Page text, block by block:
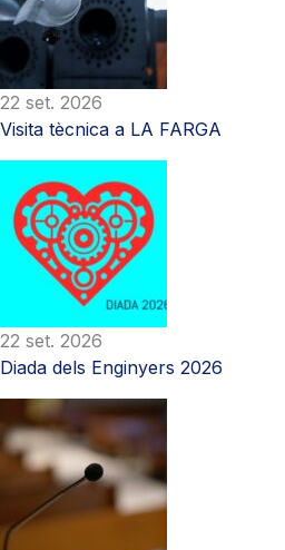
22 set. 2026
Visita tècnica a LA FARGA
22 set. 2026
Diada dels Enginyers 2026